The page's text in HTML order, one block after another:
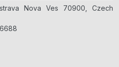
Nova Ves 70900, Czech